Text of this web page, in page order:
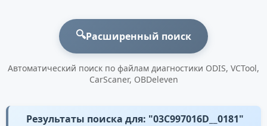
🔍Расширенный поиск
Автоматический поиск по файлам диагностики ODIS, VCTool,
CarScaner, OBDeleven
Результаты поиска для: "03C997016D__0181"